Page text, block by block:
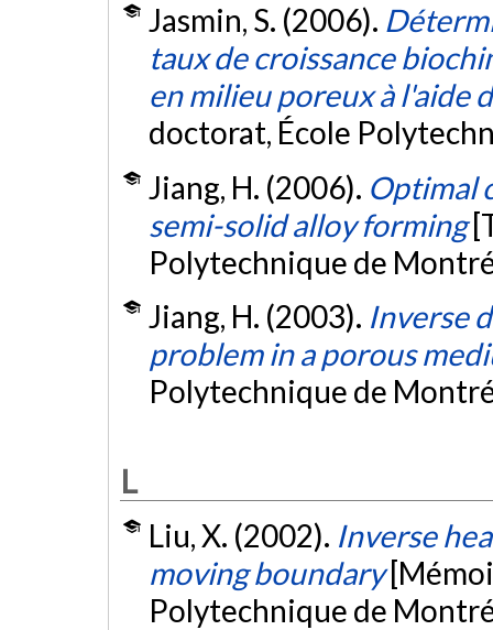
Jasmin, S. (2006).
taux de croissance
en milieu poreux à l'aide
doctorat, École
Jiang, H. (2006). Optimal
semi-solid alloy forming
Polytechnique de
Jiang, H. (2003). Inverse
problem in a porous
Polytechnique de
L
Liu, X. (2002). Inverse
moving boundary
Polytechnique de